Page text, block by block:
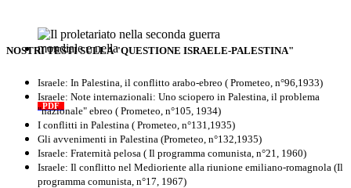
mondiale e nella "Resistenza"
antifascista
PDF Quaderno n°4 (nuova edizione 2021)
NOSTRI TESTI SULLA "QUESTIONE ISRAELE-PALESTINA"
Israele: In Palestina, il conflitto arabo-ebreo ( Prometeo, n°96,1933)
Israele: Note internazionali: Uno sciopero in Palestina, il problema
"nazionale" ebreo ( Prometeo, n°105, 1934)
I conflitti in Palestina ( Prometeo, n°131,1935)
Gli avvenimenti in Palestina (Prometeo, n°132,1935)
Israele: Fraternità pelosa ( Il programma comunista, n°21, 1960)
Israele: Il conflitto nel Medioriente alla riunione emiliano-romagnola (Il
programma comunista, n°17, 1967)